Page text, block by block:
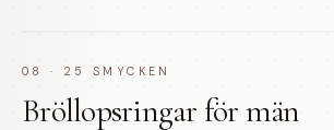
08 · 25 SMYCKEN
Bröllopsringar för män